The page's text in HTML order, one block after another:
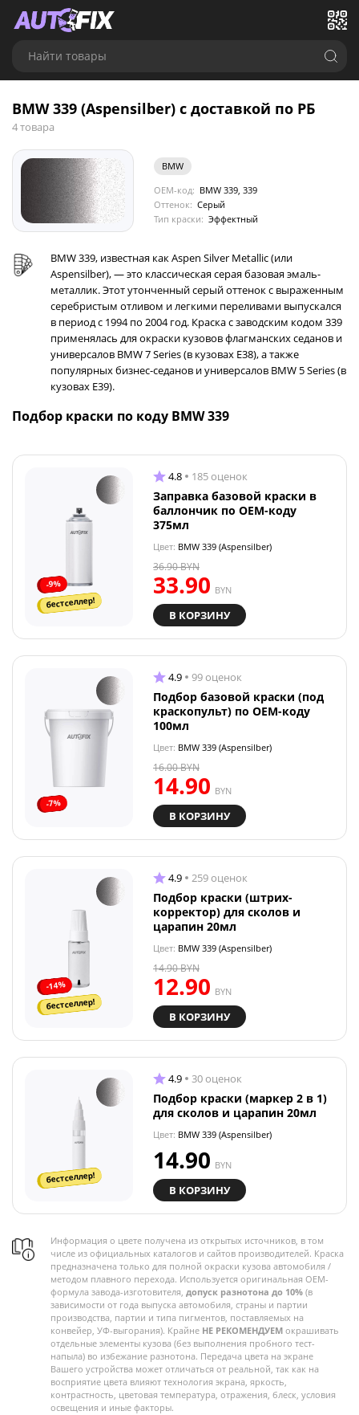
Найти товары
BMW 339 (Aspensilber) с доставкой по РБ
4 товара
BMW
OEM-код: BMW 339, 339
Оттенок: Серый
Тип краски: Эффектный
BMW 339, известная как Aspen Silver Metallic (или
Aspensilber), — это классическая серая базовая эмаль-
металлик. Этот утонченный серый оттенок с выраженным
серебристым отливом и легкими переливами выпускался
в период с 1994 по 2004 год. Краска с заводским кодом 339
применялась для окраски кузовов флагманских седанов и
универсалов BMW 7 Series (в кузовах E38), а также
популярных бизнес-седанов и универсалов BMW 5 Series (в
кузовах E39).
Подбор краски по коду BMW 339
-9%
бестселлер!
4.8 185 оценок
Заправка базовой краски в
баллончик по OEM-коду
375мл
Цвет: BMW 339 (Aspensilber)
33.90 BYN
36.90BYN
В КОРЗИНУ
-7%
4.9 99 оценок
Подбор базовой краски (под
краскопульт) по OEM-коду
100мл
Цвет: BMW 339 (Aspensilber)
14.90 BYN
16.00BYN
В КОРЗИНУ
-14%
бестселлер!
4.9 259 оценок
Подбор краски (штрих-
корректор) для сколов и
царапин 20мл
Цвет: BMW 339 (Aspensilber)
12.90 BYN
14.90BYN
В КОРЗИНУ
бестселлер!
4.9 30 оценок
Подбор краски (маркер 2 в 1)
для сколов и царапин 20мл
Цвет: BMW 339 (Aspensilber)
14.90 BYN
В КОРЗИНУ
Информация о цвете получена из открытых источников, в том
числе из официальных каталогов и сайтов производителей. Краска
предназначена только для полной окраски кузова автомобиля /
методом плавного перехода. Используется оригинальная OEM-
формула завода-изготовителя, допуск разнотона до 10% (в
зависимости от года выпуска автомобиля, страны и партии
производства, партии и типа пигментов, поставляемых на
конвейер, УФ-выгорания). Крайне НЕ РЕКОМЕНДУЕМ окрашивать
отдельные элементы кузова (без выполнения пробного тест-
напыла) во избежание разнотона. Передача цвета на экране
Вашего устройства может отличаться от реальной, так как на
восприятие цвета влияют технология экрана, яркость,
контрастность, цветовая температура, отражения, блеск, условия
освещения и иные факторы.